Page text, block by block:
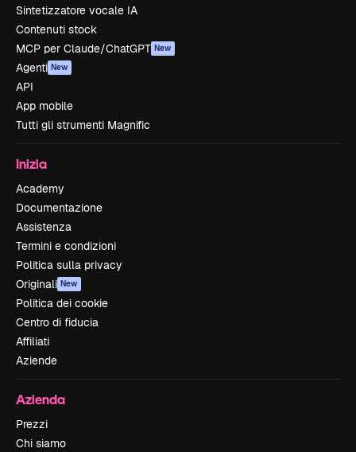
Sintetizzatore vocale IA
Contenuti stock
MCP per Claude/ChatGPT New
Agenti New
API
App mobile
Tutti gli strumenti Magnific
Inizia
Academy
Documentazione
Assistenza
Termini e condizioni
Politica sulla privacy
Originali New
Politica dei cookie
Centro di fiducia
Affiliati
Aziende
Azienda
Prezzi
Chi siamo